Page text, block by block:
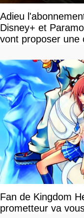
Adieu
Disney+ et
vont proposer une
Fan de Kingdom
prometteur va